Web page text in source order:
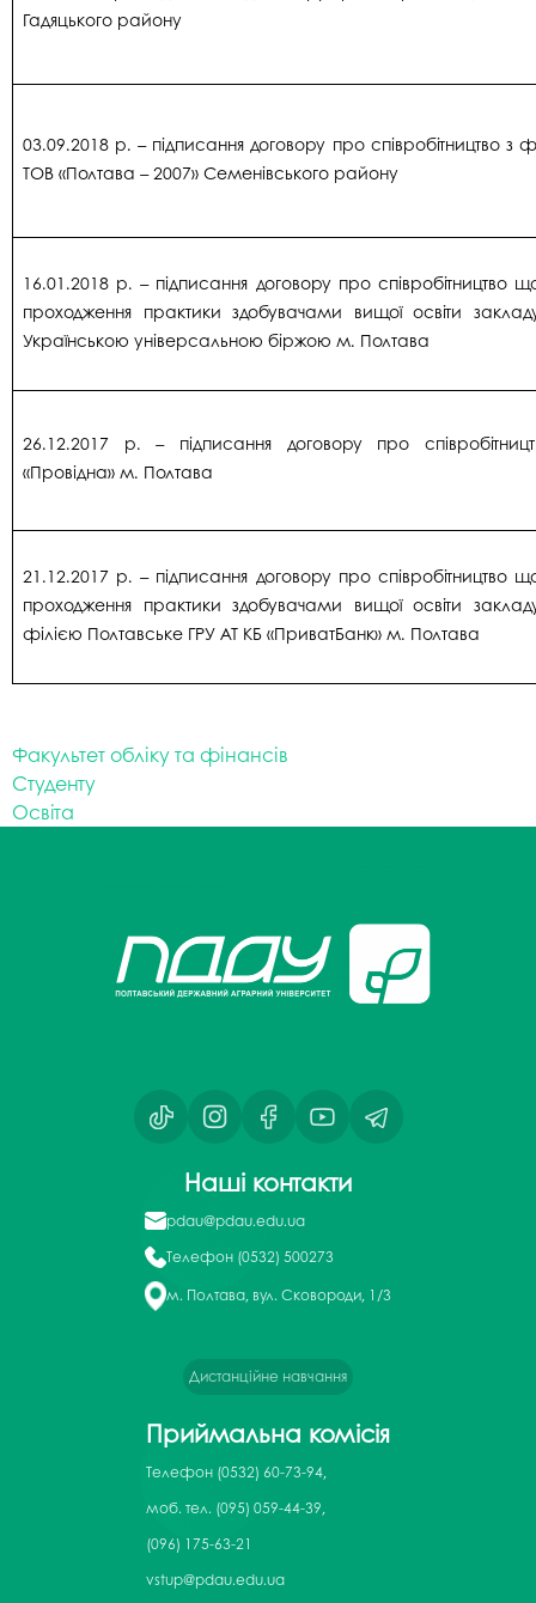
Гадяцького району
03.09.2018 р. – підписання договору про співробітництво з
ТОВ «Полтава – 2007» Семенівського району
16.01.2018 р. – підписання договору про співробітництво
проходження практики здобувачами вищої освіти
Українською універсальною біржою м. Полтава
26.12.2017 р. – підписання договору про
«Провідна» м. Полтава
21.12.2017 р. – підписання договору про співробітництво
проходження практики здобувачами вищої освіти
філією Полтавське ГРУ АТ КБ «ПриватБанк» м. Полтава
Факультет обліку та фінансів
Студенту
Освіта
Наші контакти
pdau@pdau.edu.ua
Телефон (0532) 500273
м. Полтава, вул. Сковороди, 1/3
Дистанційне навчання
Приймальна комісія
Телефон (0532) 60-73-94,
моб. тел. (095) 059-44-39,
(096) 175-63-21
vstup@pdau.edu.ua